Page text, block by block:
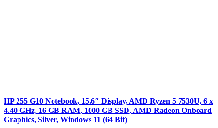
HP 255 G10 Notebook, 15.6″ Display, AMD Ryzen 5 7530U, 6 x
4.40 GHz, 16 GB RAM, 1000 GB SSD, AMD Radeon Onboard
Graphics, Silver, Windows 11 (64 Bit)